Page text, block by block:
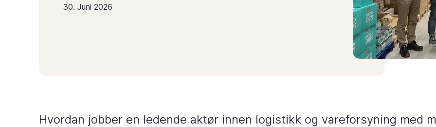
30. Juni 2026
Hvordan jobber en ledende aktør innen logistikk og vareforsyning med